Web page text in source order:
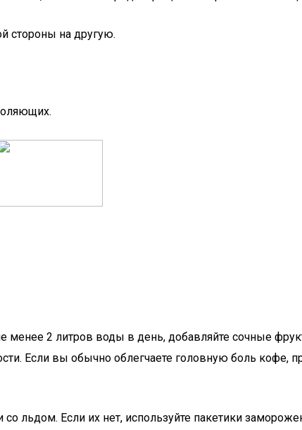
стороны на другую.
2 литров воды в день, добавляйте сочные
Если вы обычно облегчаете головную боль кофе,
льдом. Если их нет, используйте пакетики